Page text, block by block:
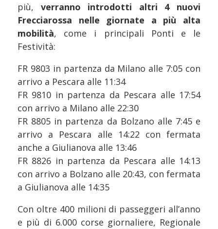
più, verranno introdotti altri 4 nuovi
Frecciarossa nelle giornate a più alta
mobilità, come i principali Ponti e le
Festività:
FR 9803 in partenza da Milano alle 7:05 con
arrivo a Pescara alle 11:34
FR 9810 in partenza da Pescara alle 17:54
con arrivo a Milano alle 22:30
FR 8805 in partenza da Bolzano alle 7:45 e
arrivo a Pescara alle 14:22 con fermata
anche a Giulianova alle 13:46
FR 8826 in partenza da Pescara alle 14:13
con arrivo a Bolzano alle 20:43, con fermata
a Giulianova alle 14:35
Con oltre 400 milioni di passeggeri all’anno
e più di 6.000 corse giornaliere, Regionale